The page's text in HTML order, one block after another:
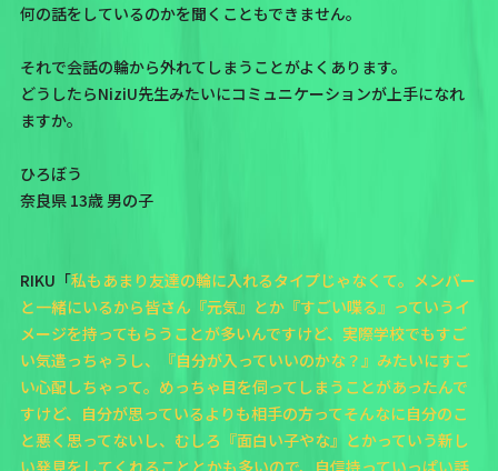
何の話をしているのかを聞くこともできません。
それで会話の輪から外れてしまうことがよくあります。
どうしたらNiziU先生みたいにコミュニケーションが上手になれ
ますか。
ひろぼう
奈良県 13歳 男の子
RIKU「私もあまり友達の輪に入れるタイプじゃなくて。メンバー
と一緒にいるから皆さん『元気』とか『すごい喋る』っていうイ
メージを持ってもらうことが多いんですけど、実際学校でもすご
い気遣っちゃうし、『自分が入っていいのかな？』みたいにすご
い心配しちゃって。めっちゃ目を伺ってしまうことがあったんで
すけど、自分が思っているよりも相手の方ってそんなに自分のこ
と悪く思ってないし、むしろ『面白い子やな』とかっていう新し
い発見をしてくれることとかも多いので、自信持っていっぱい話